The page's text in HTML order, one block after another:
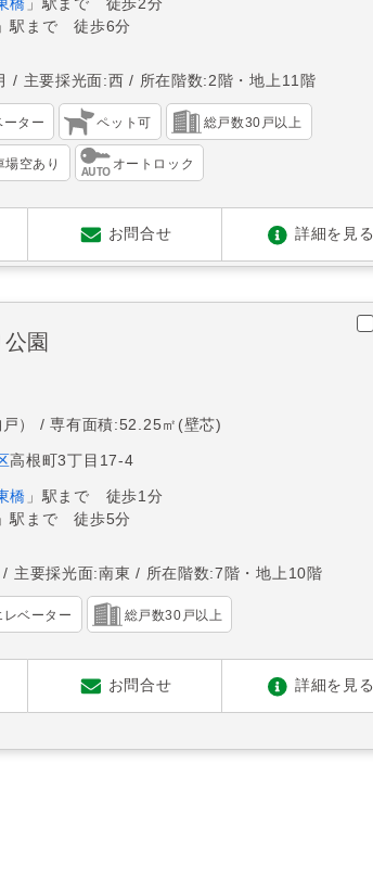
」駅まで 徒歩6分
主要採光面:西 所在階数:2階・地上11階
ーター ペット可 総戸数30戸以上
場空あり オートロック
お問合せ 詳細を見る
園
） 専有面積:52.25㎡(壁芯)
高根町3丁目17-4
橋 」駅まで 徒歩1分
」駅まで 徒歩5分
主要採光面:南東 所在階数:7階・地上10階
レベーター 総戸数30戸以上
お問合せ 詳細を見る